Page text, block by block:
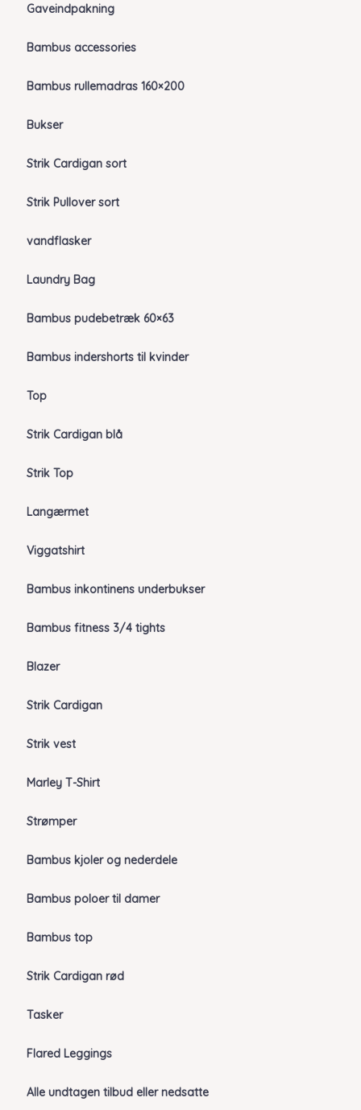
Gaveindpakning
Bambus accessories
Bambus rullemadras 160×200
Bukser
Strik Cardigan sort
Strik Pullover sort
vandflasker
Laundry Bag
Bambus pudebetræk 60×63
Bambus indershorts til kvinder
Top
Strik Cardigan blå
Strik Top
Langærmet
Viggatshirt
Bambus inkontinens underbukser
Bambus fitness 3/4 tights
Blazer
Strik Cardigan
Strik vest
Marley T-Shirt
Strømper
Bambus kjoler og nederdele
Bambus poloer til damer
Bambus top
Strik Cardigan rød
Tasker
Flared Leggings
Alle undtagen tilbud eller nedsatte